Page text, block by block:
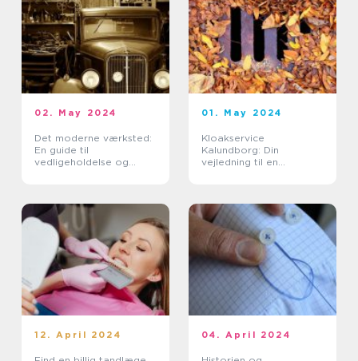
02. May 2024
Det moderne værksted:
En guide til
vedligeholdelse og
01. May 2024
Kloakservice
Kalundborg: Din
vejledning til en
12. April 2024 04. April 2024